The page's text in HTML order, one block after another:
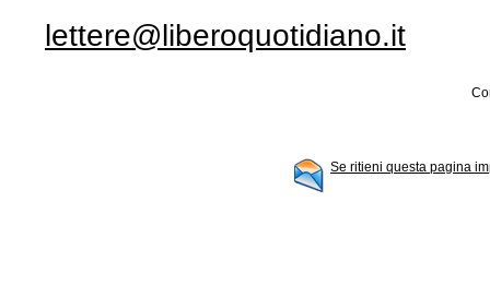
lettere@liberoquotidiano.it
Se ritieni questa pagina